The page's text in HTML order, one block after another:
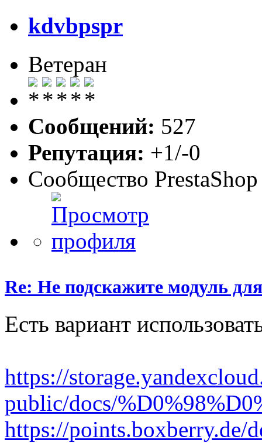
kdvbpspr
Ветеран
Сообщений: 527
Репутация: +1/-0
Сообщество PrestaShop
Re: Не подскажите модуль
Есть вариант
https://
public/docs/
https://points.boxberry.de/